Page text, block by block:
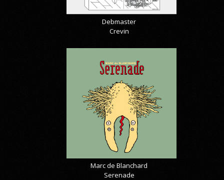
Debmaster
Crevin
Marc de Blanchard
Serenade